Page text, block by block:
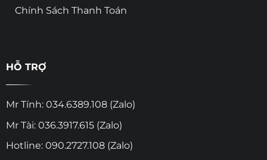
Chính Sách Thanh Toán
HỖ TRỢ
Mr Tính: 034.6389.108 (Zalo)
Mr Tài: 036.3917.615 (Zalo)
Hotline: 090.2727.108 (Zalo)